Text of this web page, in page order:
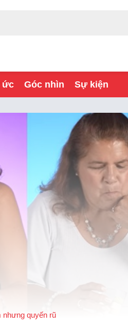
ức Góc nhìn Sự kiện
nhưng quyến rũ